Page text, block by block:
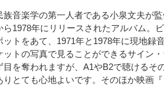
族音楽学の第一人者である小泉文夫が
ら1978年にリリースされたアルバム。
ットをあて、1971年と1978年に現地録
ットの写真で見ることができるサイン
目を奪われますが、A1やB2で聴けるそ
りとても心地よいです。そのほか映画